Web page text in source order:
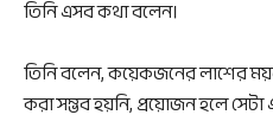
তিনি এসব কথা বলেন।
তিনি বলেন, কয়েকজনের লাশের
করা সম্ভব হয়নি, প্রয়োজন হলে